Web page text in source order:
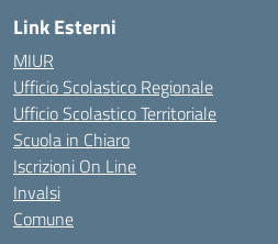
Link Esterni
MIUR
Ufficio Scolastico Regionale
Ufficio Scolastico Territoriale
Scuola in Chiaro
Iscrizioni On Line
Invalsi
Comune